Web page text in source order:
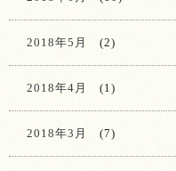
2018年5月 (2)
2018年4月 (1)
2018年3月 (7)